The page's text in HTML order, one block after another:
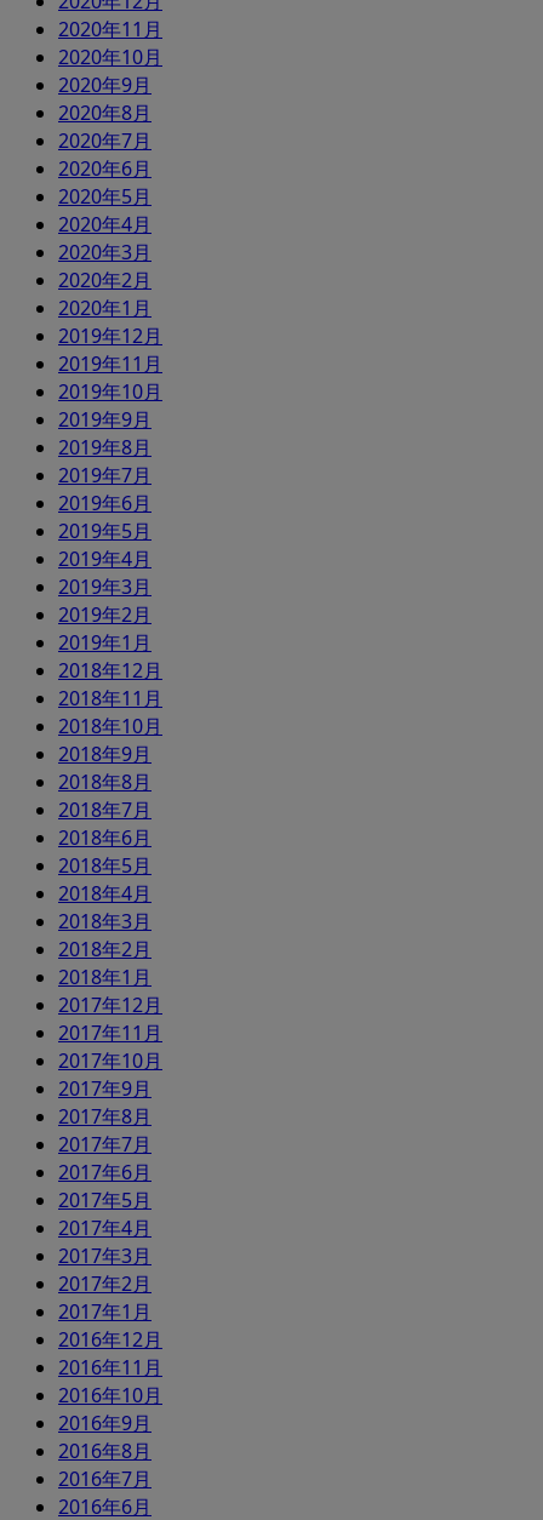
2020年11月
2020年10月
2020年9月
2020年8月
2020年7月
2020年6月
2020年5月
2020年4月
2020年3月
2020年2月
2020年1月
2019年12月
2019年11月
2019年10月
2019年9月
2019年8月
2019年7月
2019年6月
2019年5月
2019年4月
2019年3月
2019年2月
2019年1月
2018年12月
2018年11月
2018年10月
2018年9月
2018年8月
2018年7月
2018年6月
2018年5月
2018年4月
2018年3月
2018年2月
2018年1月
2017年12月
2017年11月
2017年10月
2017年9月
2017年8月
2017年7月
2017年6月
2017年5月
2017年4月
2017年3月
2017年2月
2017年1月
2016年12月
2016年11月
2016年10月
2016年9月
2016年8月
2016年7月
2016年6月